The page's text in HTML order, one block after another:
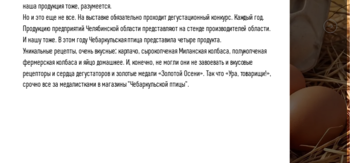
наша продукция тоже, разумеется.
Но и это еще не все. На выставке обязательно проходит дегустационный конкурс. Каждый год.
Продукцию предприятий Челябинской области представляют на стенде производителей области.
И нашу тоже. В этом году Чебаркульская птица представила четыре продукта.
Уникальные рецепты, очень вкусные: карпачо, сырокопченая Миланская колбаса, полукопченая
фермерская колбаса и яйцо домашнее. И, конечно, не могли они не завоевать и вкусовые
рецепторы и сердца дегустаторов и золотые медали «Золотой Осени». Так что «Ура, товарищи!»,
срочно все за медалистками в магазины "Чебаркульской птицы".